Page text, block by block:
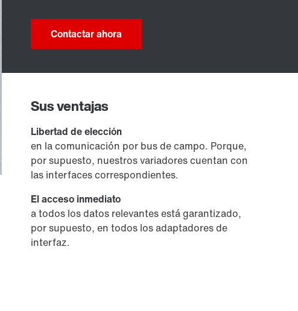
Contactar ahora
Sus ventajas
Libertad de elección
en la comunicación por bus de campo. Porque,
por supuesto, nuestros variadores cuentan con
las interfaces correspondientes.
El acceso inmediato
a todos los datos relevantes está garantizado,
por supuesto, en todos los adaptadores de
interfaz.